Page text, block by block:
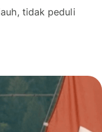
tidak peduli